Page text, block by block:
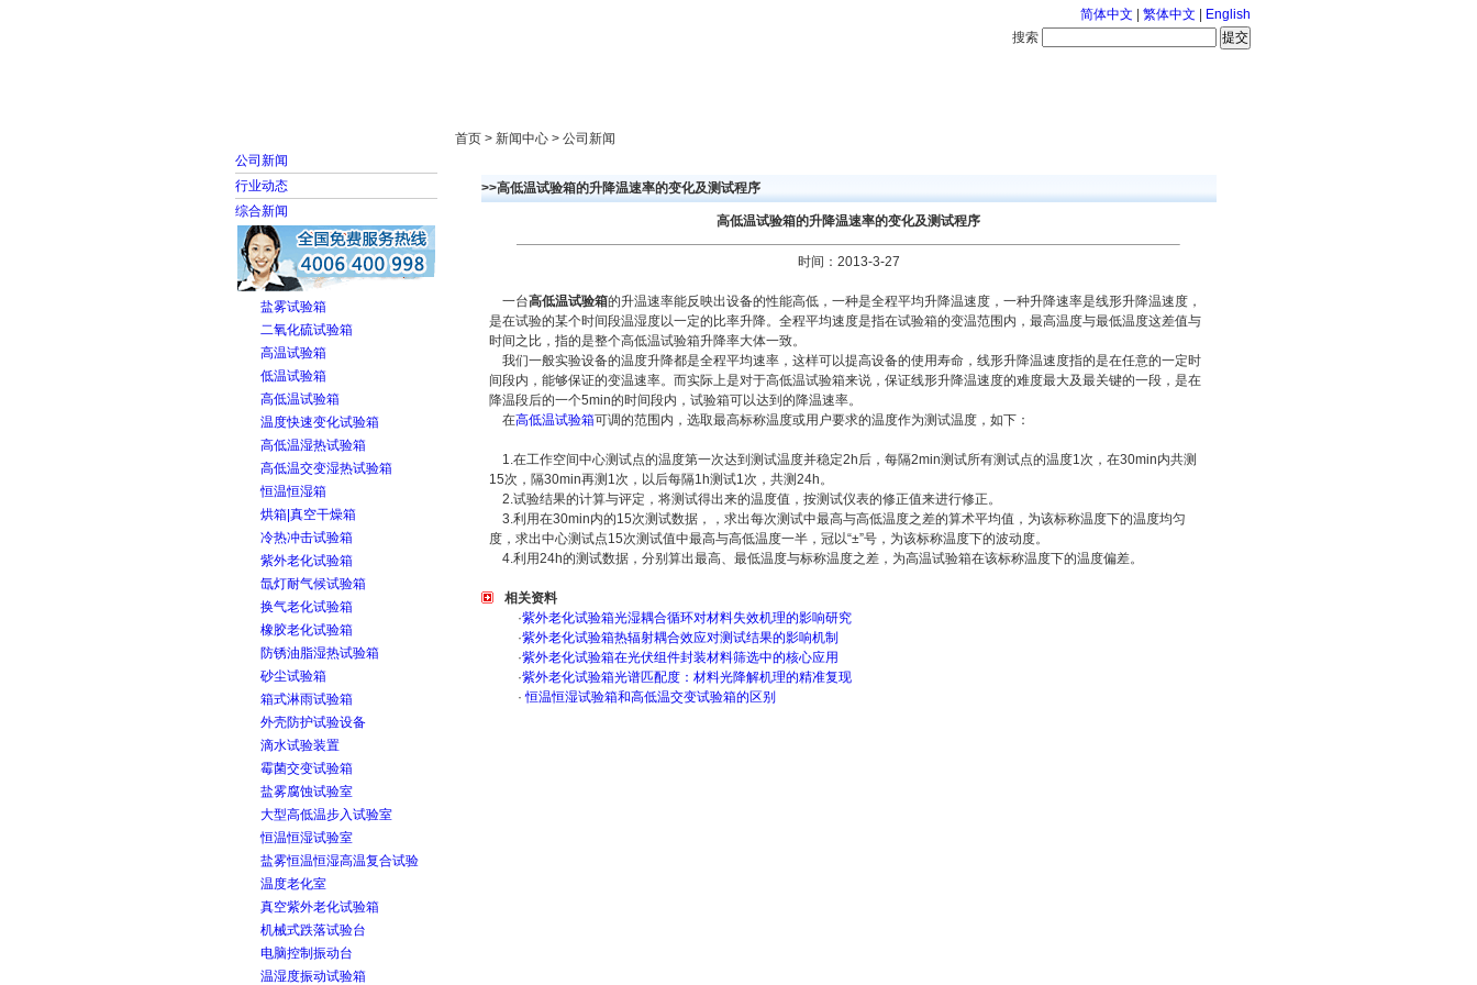
简体中文 繁体中文
English
搜索
公司新闻
行业动态
综合新闻
盐雾试验箱
二氧化硫试验箱
高温试验箱
低温试验箱
高低温试验箱
温度快速变化试验箱
高低温湿热试验箱
高低温交变湿热试验箱
恒温恒湿箱
烘箱|真空干燥箱
冷热冲击试验箱
紫外老化试验箱
氙灯耐气候试验箱
换气老化试验箱
橡胶老化试验箱
防锈油脂湿热试验箱
砂尘试验箱
箱式淋雨试验箱
外壳防护试验设备
滴水试验装置
霉菌交变试验箱
盐雾腐蚀试验室
大型高低温步入试验室
恒温恒湿试验室
盐雾恒温恒湿高温复合试验
温度老化室
真空紫外老化试验箱
机械式跌落试验台
电脑控制振动台
温湿度振动试验箱
首页 > 新闻中心 > 公司新闻
>>高低温试验箱的升降温速率的变化及测试程序
高低温试验箱的升降温速率的变化及测试程序
时间：2013-3-27
一台高低温试验箱的升温速率能反映出设备的性能高低，一种是全程平均升降温速度，一种升降速率是线形升降温速度，
是在试验的某个时间段温湿度以一定的比率升降。全程平均速度是指在试验箱的变温范围内，最高温度与最低温度这差值与
时间之比，指的是整个高低温试验箱升降率大体一致。
我们一般实验设备的温度升降都是全程平均速率，这样可以提高设备的使用寿命，线形升降温速度指的是在任意的一定时
间段内，能够保证的变温速率。而实际上是对于高低温试验箱来说，保证线形升降温速度的难度最大及最关键的一段，是在
降温段后的一个5min的时间段内，试验箱可以达到的降温速率。
在高低温试验箱可调的范围内，选取最高标称温度或用户要求的温度作为测试温度，如下：
1.在工作空间中心测试点的温度第一次达到测试温度并稳定2h后，每隔2min测试所有测试点的温度1次，在30min内共测
15次，隔30min再测1次，以后每隔1h测试1次，共测24h。
2.试验结果的计算与评定，将测试得出来的温度值，按测试仪表的修正值来进行修正。
3.利用在30min内的15次测试数据，，求出每次测试中最高与高低温度之差的算术平均值，为该标称温度下的温度均匀
度，求出中心测试点15次测试值中最高与高低温度一半，冠以“±”号，为该标称温度下的波动度。
4.利用24h的测试数据，分别算出最高、最低温度与标称温度之差，为高温试验箱在该标称温度下的温度偏差。
相关资料
·紫外老化试验箱光湿耦合循环对材料失效机理的影响研究
·紫外老化试验箱热辐射耦合效应对测试结果的影响机制
·紫外老化试验箱在光伏组件封装材料筛选中的核心应用
·紫外老化试验箱光谱匹配度：材料光降解机理的精准复现
· 恒温恒湿试验箱和高低温交变试验箱的区别